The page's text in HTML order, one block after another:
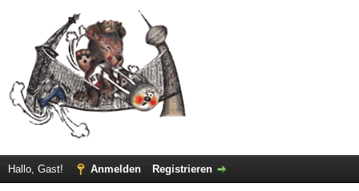
Hallo, Gast! Anmelden Registrieren